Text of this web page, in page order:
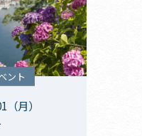
ント
（月）